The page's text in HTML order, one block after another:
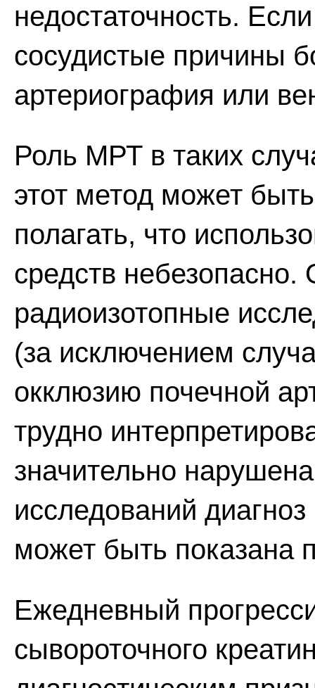
недостаточность.
сосудистые причины
артериография или
Роль МРТ в таких
этот метод может
полагать, что
средств
радиоизотопные
(за исключением
окклюзию почечной
трудно
значительно
исследований
может быть показана
Ежедневный
сывороточного